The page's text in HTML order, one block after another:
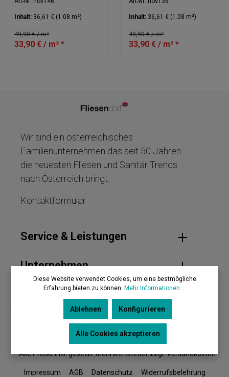
Inhalt: 36,61 € (1.08 m²)
49,90 € / m²
33,90 € / m² *
Inhalt: 36,61 € (1.08 m²)
49,90 € / m²
33,90 € / m² *
Wir sind ein österreichisches
Familienunternehmen das seit 50 Jahren
die neuesten Fliesen und Sanitär Trends
nach Österreich bringt.
Kontaktformular
Service & Leistungen
Unternehmen
Kontakt
* Alle Preise inkl. gesetzl. Mehrwertsteuer zzgl. Versandkosten
Impressum AGB Datenschutz Widerrufsbelehrung
Diese Website verwendet Cookies, um eine bestmögliche
Erfahrung bieten zu können. Mehr Informationen ...
Ablehnen Konfigurieren
Alle Cookies akzeptieren